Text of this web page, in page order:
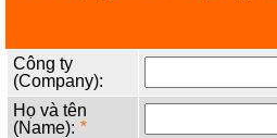
Công ty
(Company):
Họ và tên
(Name): *